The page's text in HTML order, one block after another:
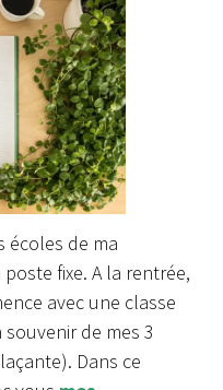
écoles de ma
fixe. A la rentrée,
avec une classe
de mes 3
Dans ce